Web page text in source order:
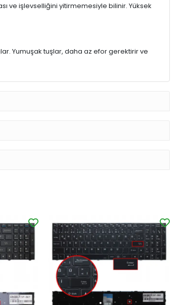
ve işlevselliğini yitirmemesiyle bilinir. Yüksek
Yumuşak tuşlar, daha az efor gerektirir ve